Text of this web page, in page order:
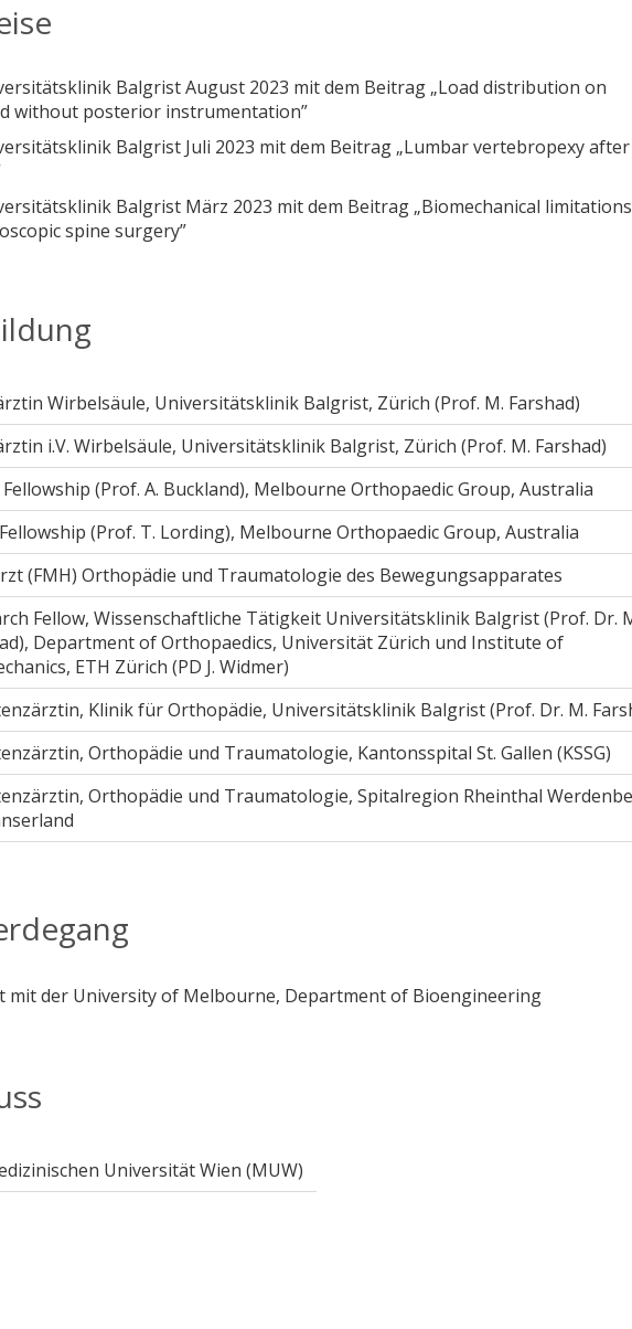
Balgrist August 2023 mit dem Beitrag „Load distribution on
without posterior instrumentation”
Balgrist Juli 2023 mit dem Beitrag „Lumbar vertebropexy after
Balgrist März 2023 mit dem Beitrag „Biomechanical
spine surgery”
Wirbelsäule, Universitätsklinik Balgrist, Zürich (Prof. M. Farshad)
i.V. Wirbelsäule, Universitätsklinik Balgrist, Zürich (Prof. M. Farshad)
(Prof. A. Buckland), Melbourne Orthopaedic Group, Australia
(Prof. T. Lording), Melbourne Orthopaedic Group, Australia
(FMH) Orthopädie und Traumatologie des Bewegungsapparates
Fellow, Wissenschaftliche Tätigkeit Universitätsklinik Balgrist (Prof. Dr.
Department of Orthopaedics, Universität Zürich und Institute of
ETH Zürich (PD J. Widmer)
Klinik für Orthopädie, Universitätsklinik Balgrist (Prof. Dr. M.
Orthopädie und Traumatologie, Kantonsspital St. Gallen (KSSG)
Orthopädie und Traumatologie, Spitalregion Rheinthal
mit der University of Melbourne, Department of Bioengineering
Universität Wien (MUW)